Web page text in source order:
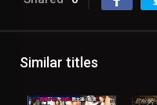
Similar titles